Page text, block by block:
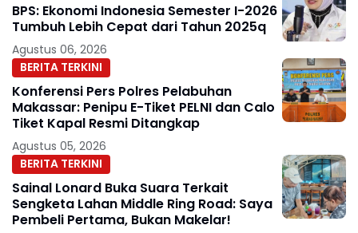
BPS: Ekonomi Indonesia Semester I-2026
Tumbuh Lebih Cepat dari Tahun 2025q
Agustus 06, 2026
BERITA TERKINI
Konferensi Pers Polres Pelabuhan
Makassar: Penipu E-Tiket PELNI dan Calo
Tiket Kapal Resmi Ditangkap
Agustus 05, 2026
BERITA TERKINI
Sainal Lonard Buka Suara Terkait
Sengketa Lahan Middle Ring Road: Saya
Pembeli Pertama, Bukan Makelar!